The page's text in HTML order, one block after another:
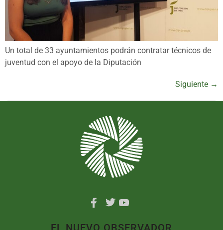
Un total de 33 ayuntamientos podrán contratar técnicos de
juventud con el apoyo de la Diputación
Siguiente →